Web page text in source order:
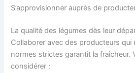
S’approvisionner auprès de
La qualité des légumes dès leur
Collaborer avec des producteurs qui
normes strictes garantit la fraîcheur.
considérer :